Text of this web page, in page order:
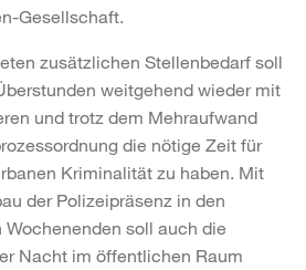
Gesellschaft.
zusätzlichen Stellenbedarf soll
weitgehend wieder mit
und trotz dem Mehraufwand
die nötige Zeit für
Kriminalität zu haben. Mit
der Polizeipräsenz in den
soll auch die
Nacht im öffentlichen Raum